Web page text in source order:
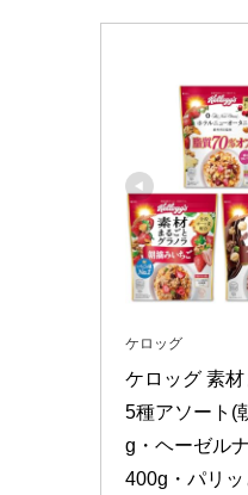
ケロッグ
ケロッグ 素
5種アソート(
g・ヘーゼル
400g・パリ